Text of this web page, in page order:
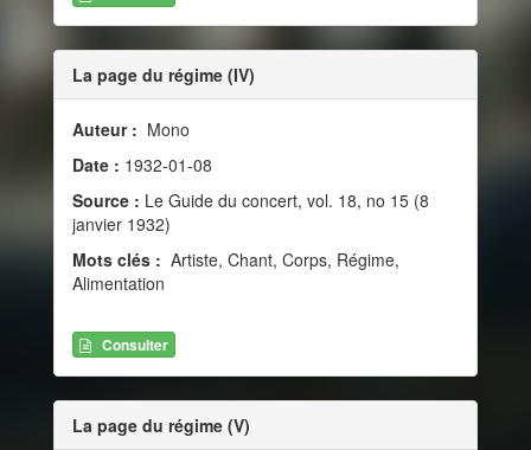
La page du régime (IV)
Auteur : Mono
Date : 1932-01-08
Source : Le Guide du concert, vol. 18, no 15 (8
janvier 1932)
Mots clés : Artiste, Chant, Corps, Régime,
Alimentation
Consulter
La page du régime (V)